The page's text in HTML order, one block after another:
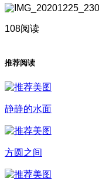
108阅读
推荐阅读
静静的水面
方圆之间